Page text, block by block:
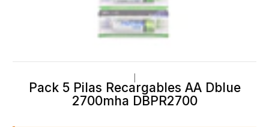
Pack 5 Pilas Recargables AA Dblue
2700mha DBPR2700